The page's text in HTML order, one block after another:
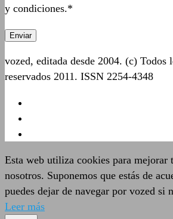
y condiciones.*
vozed, editada desde 2004. (c) Todos
reservados 2011. ISSN 2254-4348
Esta web utiliza cookies para mejorar
nosotros. Suponemos que estás de
puedes dejar de navegar por vozed si
Leer más